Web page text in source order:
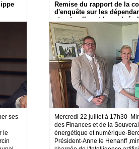
ses
le
Remise du rapport de la
d'enquête sur les
structurelles et les
systémiques dans le
les risques pour
Mercredi 22 juillet à 17h30
des Finances et de la
énergétique et numérique-
Président-Anne le Henanff